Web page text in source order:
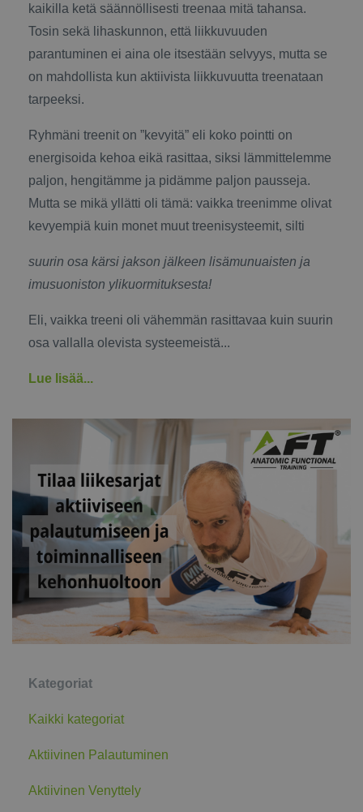
kaikilla ketä säännöllisesti treenaa mitä tahansa.
Tosin sekä lihaskunnon, että liikkuvuuden
parantuminen ei aina ole itsestään selvyys, mutta se
on mahdollista kun aktiivista liikkuvuutta treenataan
tarpeeksi.
Ryhmäni treenit on ”kevyitä” eli koko pointti on
energisoida kehoa eikä rasittaa, siksi lämmittelemme
paljon, hengitämme ja pidämme paljon pausseja.
Mutta se mikä yllätti oli tämä: vaikka treenimme olivat
kevyempiä kuin monet muut treenisysteemit, silti
suurin osa kärsi jakson jälkeen lisämunuaisten ja
imusuoniston ylikuormituksesta!
Eli, vaikka treeni oli vähemmän rasittavaa kuin suurin
osa vallalla olevista systeemeistä...
Lue lisää...
Kategoriat
Kaikki kategoriat
Aktiivinen Palautuminen
Aktiivinen Venyttely